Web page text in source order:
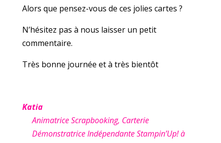
Alors que pensez-vous de ces jolies cartes ?
N’hésitez pas à nous laisser un petit
commentaire.
Très bonne journée et à très bientôt
Katia
Animatrice Scrapbooking, Carterie
Démonstratrice Indépendante Stampin’Up! à